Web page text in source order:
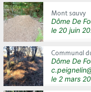
Mont sauvy
Dôme De
le 20 juin
Communal
Dôme De
le 2 mars